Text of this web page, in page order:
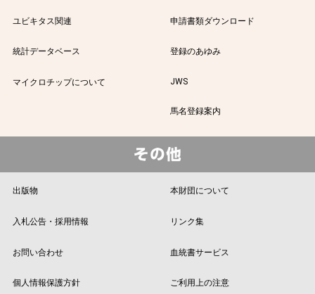
ユビキタス関連 申請書類ダウンロード
統計データベース 登録のあゆみ
マイクロチップについて JWS
馬名登録案内
出版物 本財団について
入札公告・採用情報 リンク集
お問い合わせ 血統書サービス
個人情報保護方針 ご利用上の注意